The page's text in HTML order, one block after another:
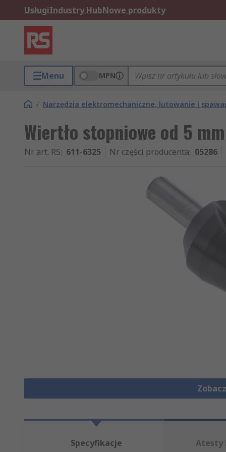
UsługiIndustry HubNowe produkty
Menu MPN
/ Narzędzia elektromechaniczne, lutowanie i
Wiertło stopniowe od 5
Nr art. RS: 611-6325 Nr części producenta: 05286
Specyfikacje Atesty